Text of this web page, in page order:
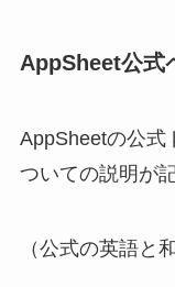
AppSheet公式
AppSheetの公式
ついての説明が
（公式の英語と